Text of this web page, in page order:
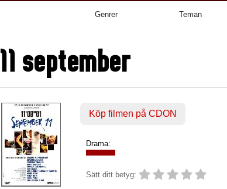
Genrer Teman
11 september
Köp filmen på CDON
Drama:
Sätt ditt betyg: